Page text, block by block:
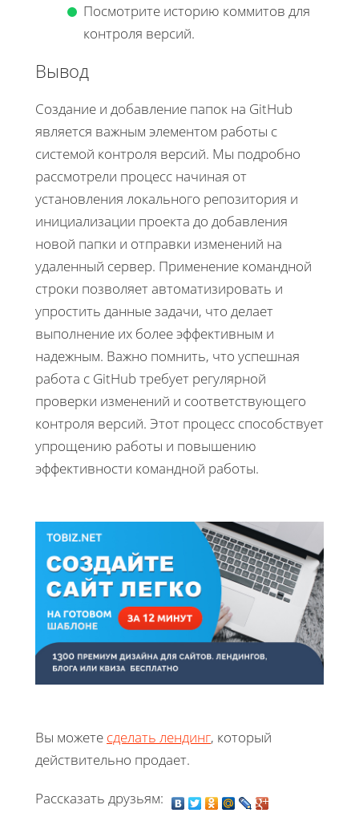
Посмотрите историю коммитов для
контроля версий.
Вывод
Создание и добавление папок на GitHub
является важным элементом работы с
системой контроля версий. Мы подробно
рассмотрели процесс начиная от
установления локального репозитория и
инициализации проекта до добавления
новой папки и отправки изменений на
удаленный сервер. Применение командной
строки позволяет автоматизировать и
упростить данные задачи, что делает
выполнение их более эффективным и
надежным. Важно помнить, что успешная
работа с GitHub требует регулярной
проверки изменений и соответствующего
контроля версий. Этот процесс способствует
упрощению работы и повышению
эффективности командной работы.
Вы можете сделать лендинг, который
действительно продает.
Рассказать друзьям: